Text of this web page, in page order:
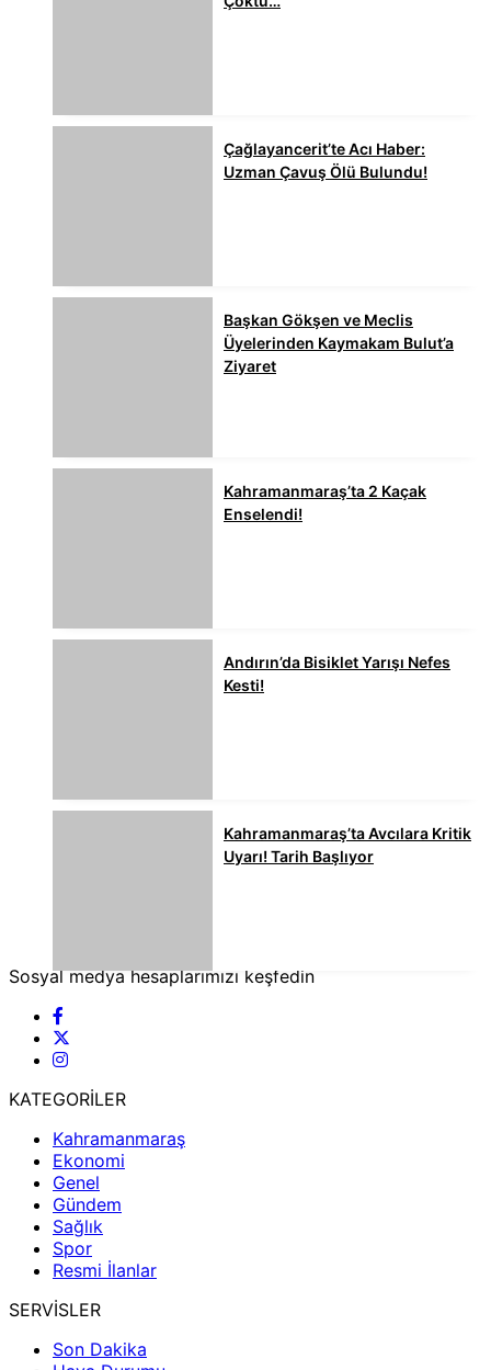
Çağlayancerit’te Acı Haber:
Uzman Çavuş Ölü Bulundu!
Başkan Gökşen ve Meclis
Üyelerinden Kaymakam Bulut’a
Ziyaret
Kahramanmaraş’ta 2 Kaçak
Enselendi!
Andırın’da Bisiklet Yarışı Nefes
Kesti!
Kahramanmaraş’ta Avcılara Kritik
Uyarı! Tarih Başlıyor
Sosyal medya hesaplarımızı keşfedin
KATEGORİLER
Kahramanmaraş
Ekonomi
Genel
Gündem
Sağlık
Spor
Resmi İlanlar
SERVİSLER
Son Dakika